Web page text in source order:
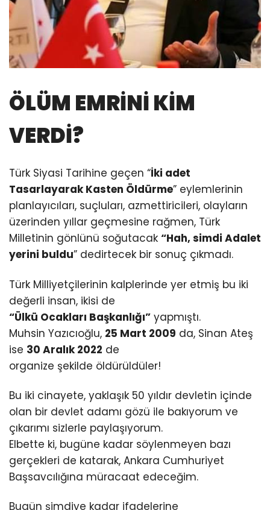
ÖLÜM EMRİNİ KİM
VERDİ?
Türk Siyasi Tarihine geçen “İki adet
Tasarlayarak Kasten Öldürme” eylemlerinin
planlayıcıları, suçluları, azmettiricileri, olayların
üzerinden yıllar geçmesine rağmen, Türk
Milletinin gönlünü soğutacak “Hah, simdi Adalet
yerini buldu” dedirtecek bir sonuç çıkmadı.
Türk Milliyetçilerinin kalplerinde yer etmiş bu iki
değerli insan, ikisi de
“Ülkü Ocakları Başkanlığı” yapmıştı.
Muhsin Yazıcıoğlu, 25 Mart 2009 da, Sinan Ateş
ise 30 Aralık 2022 de
organize şekilde öldürüldüler!
Bu iki cinayete, yaklaşık 50 yıldır devletin içinde
olan bir devlet adamı gözü ile bakıyorum ve
çıkarımı sizlerle paylaşıyorum.
Elbette ki, bugüne kadar söylenmeyen bazı
gerçekleri de katarak, Ankara Cumhuriyet
Başsavcılığına müracaat edeceğim.
Bugün şimdiye kadar ifadelerine